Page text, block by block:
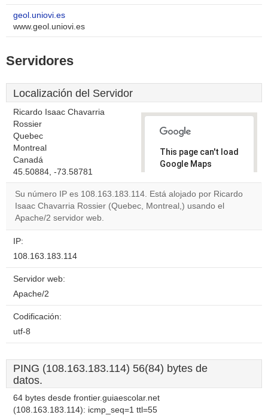
geol.uniovi.es
www.geol.uniovi.es
Servidores
Localización del Servidor
Ricardo Isaac Chavarria
Rossier
Quebec
Montreal
Canadá
45.50884, -73.58781
This page can't load
Google Maps
Do you
own this
Su número IP es 108.163.183.114. Está alojado por Ricardo
Isaac Chavarria Rossier (Quebec, Montreal,) usando el
Apache/2 servidor web.
IP:
108.163.183.114
Servidor web:
Apache/2
Codificación:
utf-8
PING (108.163.183.114) 56(84) bytes de
datos.
64 bytes desde frontier.guiaescolar.net
(108.163.183.114): icmp_seq=1 ttl=55